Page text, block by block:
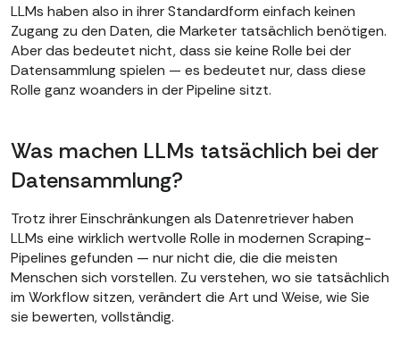
LLMs haben also in ihrer Standardform einfach keinen
Zugang zu den Daten, die Marketer tatsächlich benötigen.
Aber das bedeutet nicht, dass sie keine Rolle bei der
Datensammlung spielen — es bedeutet nur, dass diese
Rolle ganz woanders in der Pipeline sitzt.
Was machen LLMs tatsächlich bei der
Datensammlung?
Trotz ihrer Einschränkungen als Datenretriever haben
LLMs eine wirklich wertvolle Rolle in modernen Scraping-
Pipelines gefunden — nur nicht die, die die meisten
Menschen sich vorstellen. Zu verstehen, wo sie tatsächlich
im Workflow sitzen, verändert die Art und Weise, wie Sie
sie bewerten, vollständig.